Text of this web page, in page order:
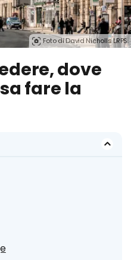
Foto di David Nicholls LRPS.
dove
fare la